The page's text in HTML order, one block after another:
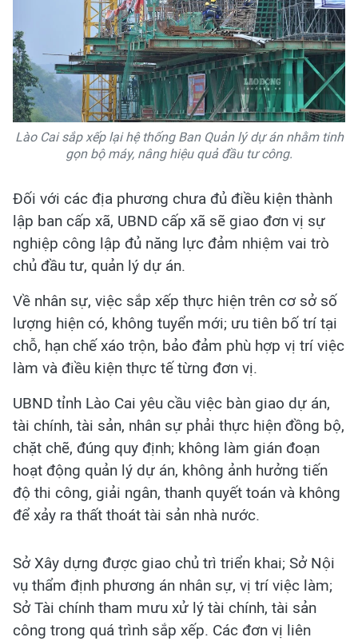
Lào Cai sắp xếp lại hệ thống Ban Quản lý dự án nhằm tinh
gọn bộ máy, nâng hiệu quả đầu tư công.
Đối với các địa phương chưa đủ điều kiện thành
lập ban cấp xã, UBND cấp xã sẽ giao đơn vị sự
nghiệp công lập đủ năng lực đảm nhiệm vai trò
chủ đầu tư, quản lý dự án.
Về nhân sự, việc sắp xếp thực hiện trên cơ sở số
lượng hiện có, không tuyển mới; ưu tiên bố trí tại
chỗ, hạn chế xáo trộn, bảo đảm phù hợp vị trí việc
làm và điều kiện thực tế từng đơn vị.
UBND tỉnh Lào Cai yêu cầu việc bàn giao dự án,
tài chính, tài sản, nhân sự phải thực hiện đồng bộ,
chặt chẽ, đúng quy định; không làm gián đoạn
hoạt động quản lý dự án, không ảnh hưởng tiến
độ thi công, giải ngân, thanh quyết toán và không
để xảy ra thất thoát tài sản nhà nước.
Sở Xây dựng được giao chủ trì triển khai; Sở Nội
vụ thẩm định phương án nhân sự, vị trí việc làm;
Sở Tài chính tham mưu xử lý tài chính, tài sản
công trong quá trình sắp xếp. Các đơn vị liên